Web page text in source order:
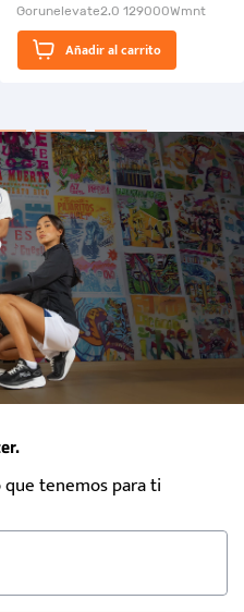
Gorunelevate2.0 129000Wmnt
Añadir al carrito
tenemos para ti